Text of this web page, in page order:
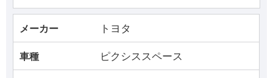
メーカー トヨタ
車種 ピクシススペース